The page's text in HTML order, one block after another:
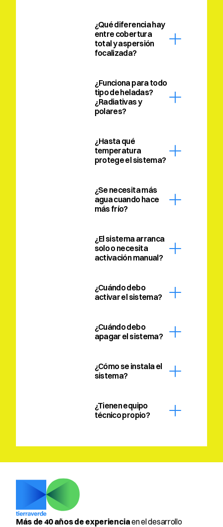
¿Qué diferencia hay
entre cobertura
total y aspersión
focalizada?
¿Funciona para todo
tipo de heladas?
¿Radiativas y
polares?
¿Hasta qué
temperatura
protege el sistema?
¿Se necesita más
agua cuando hace
más frío?
¿El sistema arranca
solo o necesita
activación manual?
¿Cuándo debo
activar el sistema?
¿Cuándo debo
apagar el sistema?
¿Cómo se instala el
sistema?
¿Tienen equipo
técnico propio?
Más de 40 años de experiencia en el desarrollo